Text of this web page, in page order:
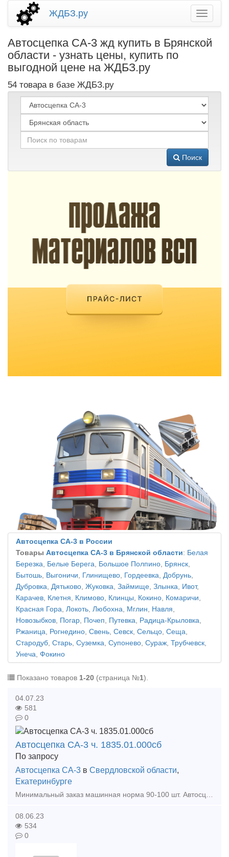
ЖДБЗ.ру
Автосцепка СА-3 жд купить в Брянской
области - узнать цены, купить по
выгодной цене на ЖДБЗ.ру
54 товара в базе ЖДБЗ.ру
Поиск
Автосцепка СА-3 в России
Товары Автосцепка СА-3 в Брянской области: Белая
Березка, Белые Берега, Большое Полпино, Брянск,
Бытошь, Выгоничи, Глинищево, Гордеевка, Добрунь,
Дубровка, Дятьково, Жуковка, Займище, Злынка, Ивот,
Карачев, Клетня, Климово, Клинцы, Кокино, Комаричи,
Красная Гора, Локоть, Любохна, Мглин, Навля,
Новозыбков, Погар, Почеп, Путевка, Радица-Крыловка,
Ржаница, Рогнедино, Свень, Севск, Сельцо, Сеща,
Стародуб, Старь, Суземка, Супонево, Сураж, Трубчевск,
Унеча, Фокино
Показано товаров 1-20 (страница №1).
04.07.23
581
0
Автосцепка СА-3 ч. 1835.01.000сб
По запросу
Автосцепка СА-3 в Свердловской области,
Екатеринбурге
08.06.23
534
0